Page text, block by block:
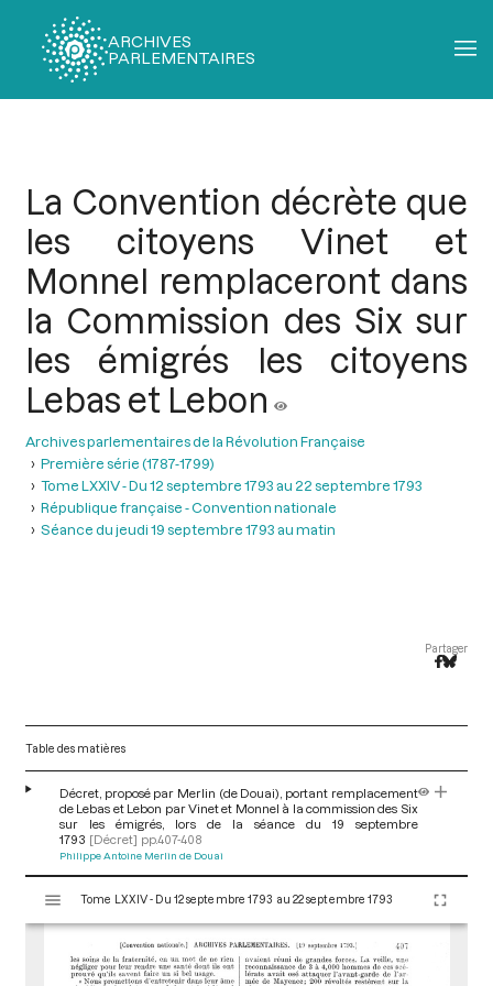
ARCHIVES
PARLEMENTAIRES
La Convention décrète que
les citoyens Vinet et
Monnel remplaceront dans
la Commission des Six sur
les émigrés les citoyens
Lebas et Lebon
Archives parlementaires de la Révolution Française
Première série (1787-1799)
Tome LXXIV - Du 12 septembre 1793 au 22 septembre 1793
République française - Convention nationale
Séance du jeudi 19 septembre 1793 au matin
Partager
Table des matières
Décret, proposé par Merlin (de Douai), portant remplacement
de Lebas et Lebon par Vinet et Monnel à la commission des Six
sur les émigrés, lors de la séance du 19 septembre
1793 [Décret] pp.407-408
Philippe Antoine Merlin de Douai
s
Tome LXXIV - Du 12 septembre 1793 au 22 septembre 1793